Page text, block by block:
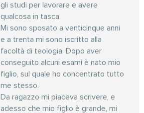
gli studi per lavorare e avere
qualcosa in tasca.
Mi sono sposato a venticinque anni
e a trenta mi sono iscritto alla
facoltà di teologia. Dopo aver
conseguito alcuni esami è nato mio
figlio, sul quale ho concentrato tutto
me stesso.
Da ragazzo mi piaceva scrivere, e
adesso che mio figlio è grande, mi